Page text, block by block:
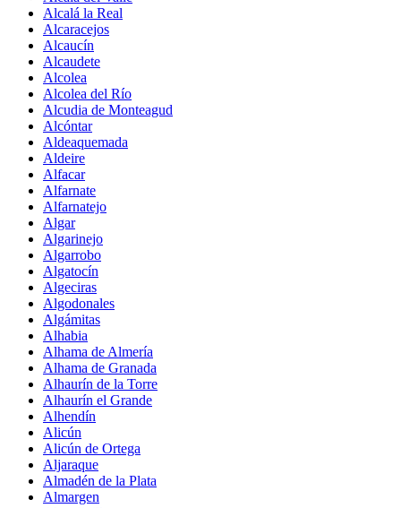
Alcalá la Real
Alcaracejos
Alcaucín
Alcaudete
Alcolea
Alcolea del Río
Alcudia de Monteagud
Alcóntar
Aldeaquemada
Aldeire
Alfacar
Alfarnate
Alfarnatejo
Algar
Algarinejo
Algarrobo
Algatocín
Algeciras
Algodonales
Algámitas
Alhabia
Alhama de Almería
Alhama de Granada
Alhaurín de la Torre
Alhaurín el Grande
Alhendín
Alicún
Alicún de Ortega
Aljaraque
Almadén de la Plata
Almargen